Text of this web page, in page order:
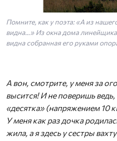
Помните, как у поэта: «А из
видна…» Из окна дома
видна собранная его руками
А вон, смотрите, у меня за
высится! И не поверишь
«десятка» (напряжением 10
У меня как раз дочка
жила, а я здесь у сестры